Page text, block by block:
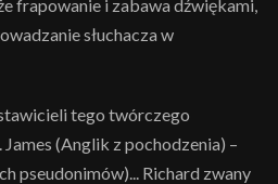
frapowanie i zabawa dźwiękami,
słuchacza w
tego twórczego
(Anglik z pochodzenia) –
pseudonimów)... Richard zwany